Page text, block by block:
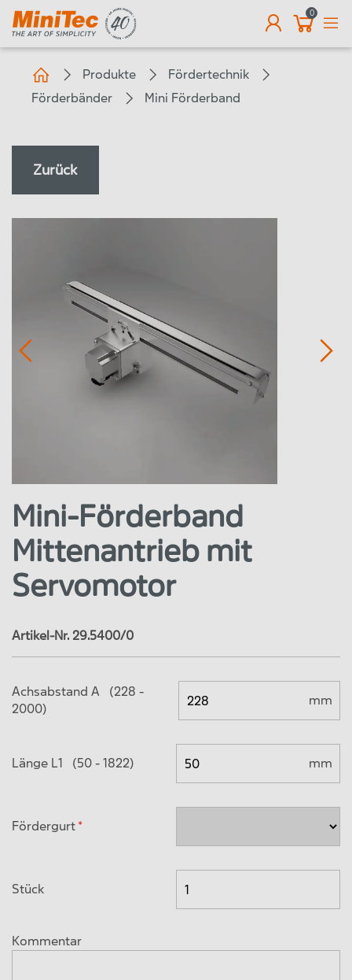
0
Produkte
Fördertechnik
Förderbänder
Mini Förderband
Zurück
Mini-Förderband
Mittenantrieb mit
Servomotor
Artikel-Nr. 29.5400/0
Achsabstand A (228 -
2000)
mm
Länge L1 (50 - 1822) mm
Fördergurt
Stück
Kommentar